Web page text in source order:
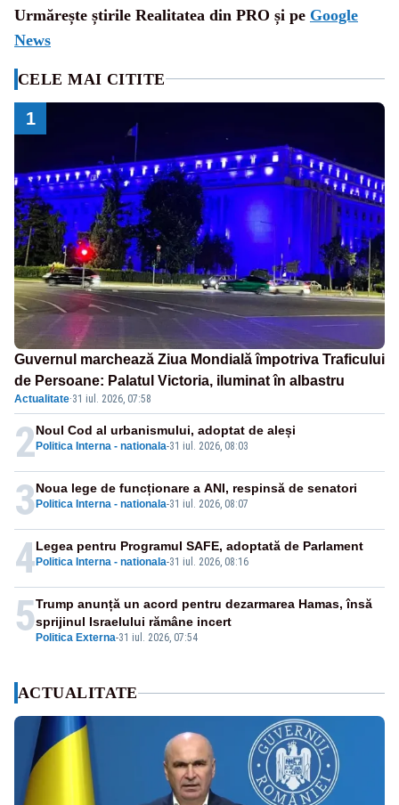
Urmărește știrile Realitatea din PRO și pe Google
News
CELE MAI CITITE
1
Guvernul marchează Ziua Mondială împotriva Traficului
de Persoane: Palatul Victoria, iluminat în albastru
Actualitate·31 iul. 2026, 07:58
2 Politica Interna - nationala-31 iul. 2026, 08:03
Noul Cod al urbanismului, adoptat de aleși
3 Politica Interna - nationala-31 iul. 2026, 08:07
Noua lege de funcționare a ANI, respinsă de senatori
4 Politica Interna - nationala-31 iul. 2026, 08:16
Legea pentru Programul SAFE, adoptată de Parlament
5 Politica Externa-31 iul. 2026, 07:54
Trump anunță un acord pentru dezarmarea Hamas, însă
sprijinul Israelului rămâne incert
ACTUALITATE